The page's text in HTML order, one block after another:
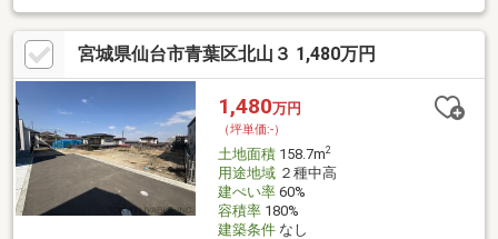
建築条件はございません。お好みのハウスメーカーや工務店で、
パートナーとこだわり抜いた注文住宅を建築いただけます。都市
ガス対応エリアのため、毎月のランニングコストを抑えられるの
も嬉しいポイント。国見小学校まで徒歩9分と、お子様の通学も安
心の距離。「駅近」と「ゆとり」を両立したこの場所で、ご家族
の新しい物語を始めませんか。
宮城県仙台市青葉区北山３ 1,480万円
1,480万円
（坪単価:-）
土地面積158.7m2
用途地域２種中高
建ぺい率60%
容積率180%
建築条件なし